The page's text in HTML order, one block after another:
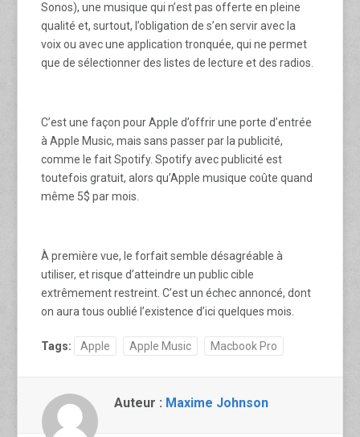
Sonos), une musique qui n’est pas offerte en pleine
qualité et, surtout, l’obligation de s’en servir avec la
voix ou avec une application tronquée, qui ne permet
que de sélectionner des listes de lecture et des radios.
C’est une façon pour Apple d’offrir une porte d’entrée
à Apple Music, mais sans passer par la publicité,
comme le fait Spotify. Spotify avec publicité est
toutefois gratuit, alors qu’Apple musique coûte quand
même 5$ par mois.
À première vue, le forfait semble désagréable à
utiliser, et risque d’atteindre un public cible
extrêmement restreint. C’est un échec annoncé, dont
on aura tous oublié l’existence d’ici quelques mois.
Tags: Apple Apple Music Macbook Pro
Auteur : Maxime Johnson